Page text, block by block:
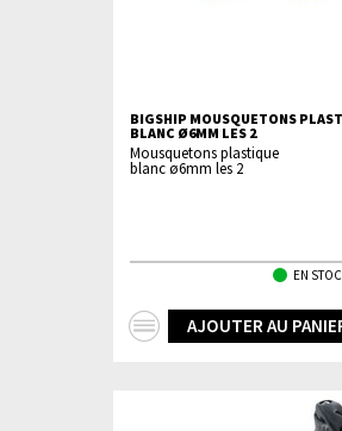
BIGSHIP MOUSQUETONS
BLANC Ø6MM LES 2
Mousquetons plastique
blanc ø6mm les 2
EN
AJOUTER AU